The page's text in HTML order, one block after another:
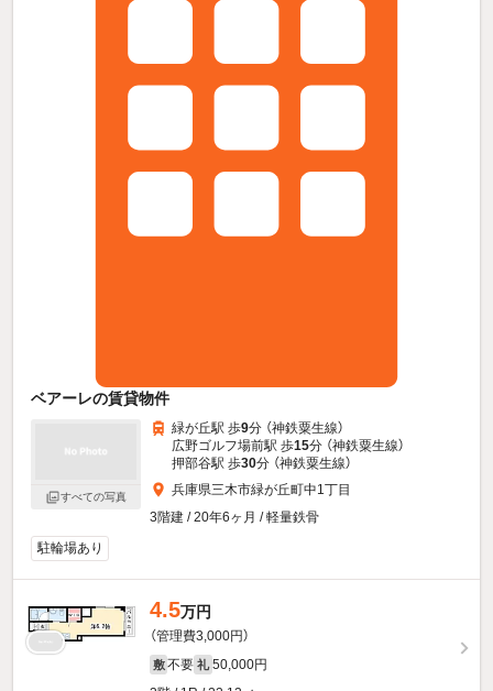
ベアーレの賃貸物件
すべての写真
緑が丘駅 歩9分 （神鉄粟生線）
広野ゴルフ場前駅 歩15分 （神鉄粟生線）
押部谷駅 歩30分 （神鉄粟生線）
兵庫県三木市緑が丘町中1丁目
3階建 / 20年6ヶ月 / 軽量鉄骨
駐輪場あり
4.5万円
（管理費3,000円）
敷 不要 礼 50,000円